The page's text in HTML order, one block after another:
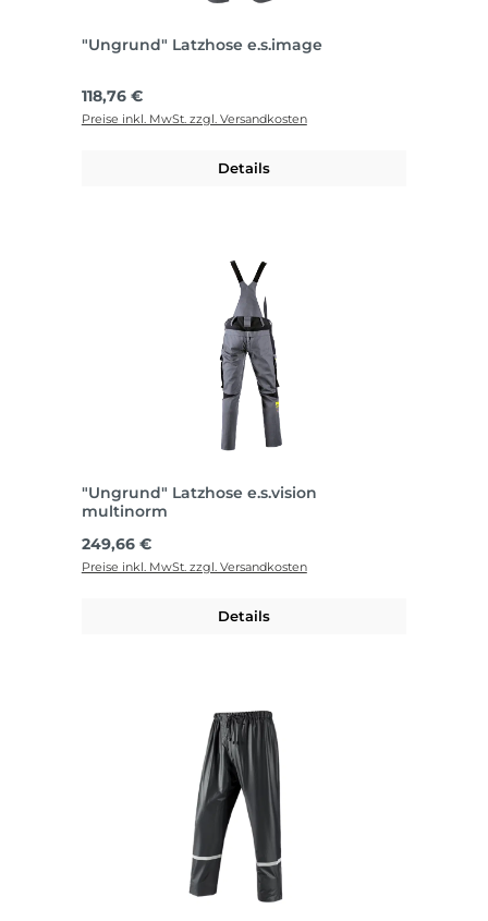
"Ungrund" Latzhose e.s.image
Regulärer Preis:
118,76 €
Preise inkl. MwSt. zzgl. Versandkosten
Details
"Ungrund" Latzhose e.s.vision
multinorm
Regulärer Preis:
249,66 €
Preise inkl. MwSt. zzgl. Versandkosten
Details